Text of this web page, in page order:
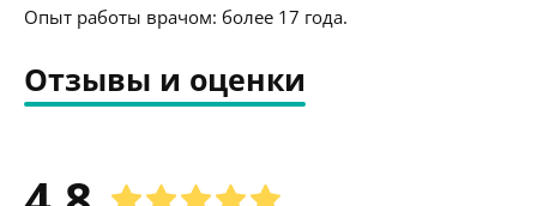
Опыт работы врачом: более 17 года.
Отзывы и оценки